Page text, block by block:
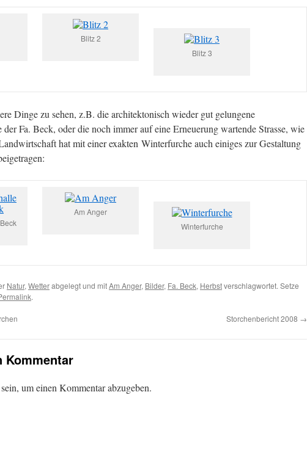
Blitz 2
Blitz 3
Dinge zu sehen, z.B. die architektonisch wieder gut gelungene
Fa. Beck, oder die noch immer auf eine Erneuerung wartende Strasse, wie
hat mit einer exakten Winterfurche auch einiges zur Gestaltung
Am Anger
Winterfurche
Natur, Wetterabgelegt und mitAm Anger, Bilder, Fa. Beck, Herbstverschlagwortet. Setze
.
Storchenbericht 2008 →
Kommentar
um einen Kommentar abzugeben.